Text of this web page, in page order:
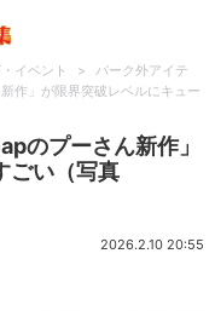
イベント >
パーク外アイテ
作」が限界突破レベルにキュー
のプーさん新作」
ごい（写真
2026.2.10 20:55